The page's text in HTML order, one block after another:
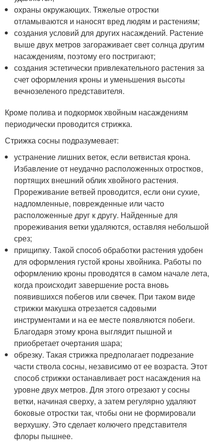
охраны окружающих. Тяжелые отростки
отламываются и наносят вред людям и растениям;
создания условий для других насаждений. Растение
выше двух метров загораживает свет солнца другим
насаждениям, поэтому его постригают;
создания эстетически привлекательного растения за
счет оформления кроны и уменьшения высоты
вечнозеленого представителя.
Кроме полива и подкормок хвойным насаждениям
периодически проводится стрижка.
Стрижка сосны подразумевает:
устранение лишних веток, если ветвистая крона.
Избавление от неудачно расположенных отростков,
портящих внешний облик хвойного растения.
Прореживание ветвей проводится, если они сухие,
надломленные, поврежденные или часто
расположенные друг к другу. Найденные для
прореживания ветки удаляются, оставляя небольшой
срез;
прищипку. Такой способ обработки растения удобен
для оформления густой кроны хвойника. Работы по
оформлению кроны проводятся в самом начале лета,
когда происходит завершение роста вновь
появившихся побегов или свечек. При таком виде
стрижки макушка отрезается садовыми
инструментами и на ее месте появляются побеги.
Благодаря этому крона выглядит пышной и
приобретает очертания шара;
обрезку. Такая стрижка предполагает подрезание
части ствола сосны, независимо от ее возраста. Этот
способ стрижки останавливает рост насаждения на
уровне двух метров. Для этого отрезают у сосны
ветки, начиная сверху, а затем регулярно удаляют
боковые отростки так, чтобы они не формировали
верхушку. Это сделает колючего представителя
флоры пышнее.